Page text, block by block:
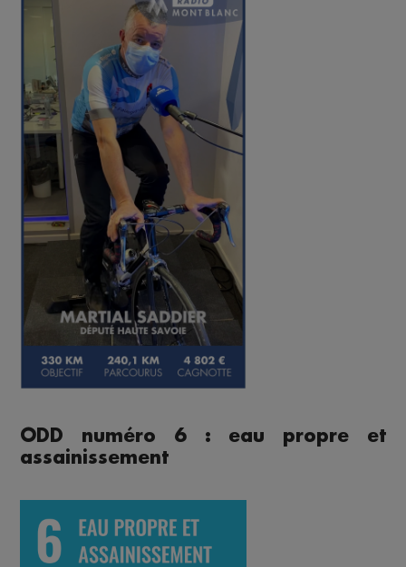
ODD numéro 6 : eau propre et
assainissement